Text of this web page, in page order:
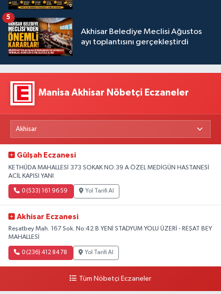
Akhisar Belediye Meclisi Ağustos
ayı toplantısını gerçekleştirdi
5
Manisa Akhisar Nöbetçi Eczaneler
Gülşah Eczanesi
KETHÜDA MAHALLESİ 373 SOKAK NO:39 A ÖZEL MEDİGÜN HASTANESİ
ACİL KAPISI YANI
0 (533) 161 96 59 Yol Tarifi Al
Akhisar Eczanesi
Reşatbey Mah. 167 Sok. No:42 B YENİ STADYUM YOLU ÜZERİ - REŞAT BEY
MAHALLESİ
0 (236) 412 84 78 Yol Tarifi Al
Tüm Nöbetçi Eczaneler